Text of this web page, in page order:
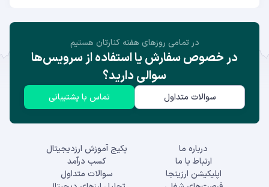
در تمامی روز‌های هفته کنارتان هستیم
در خصوص سفارش یا استفاده از سرویس‌ها
سوالی دارید؟
سوالات متداول تماس با پشتیبانی
درباره ما
ارتباط با ما
اپلیکیشن ارزینجا
پکیج آموزش ارزدیجیتال
کسب درآمد
سوالات متداول